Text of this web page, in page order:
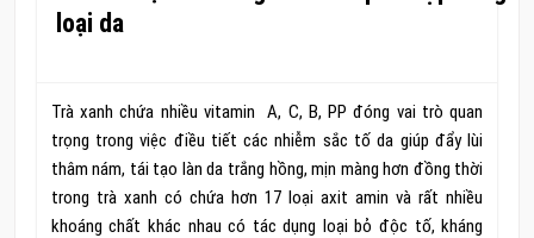
loại da
Trà xanh chứa nhiều vitamin A, C, B, PP đóng vai trò quan
trọng trong việc điều tiết các nhiễm sắc tố da giúp đẩy lùi
thâm nám, tái tạo làn da trắng hồng, mịn màng hơn đồng thời
trong trà xanh có chứa hơn 17 loại axit amin và rất nhiều
khoáng chất khác nhau có tác dụng loại bỏ độc tố, kháng